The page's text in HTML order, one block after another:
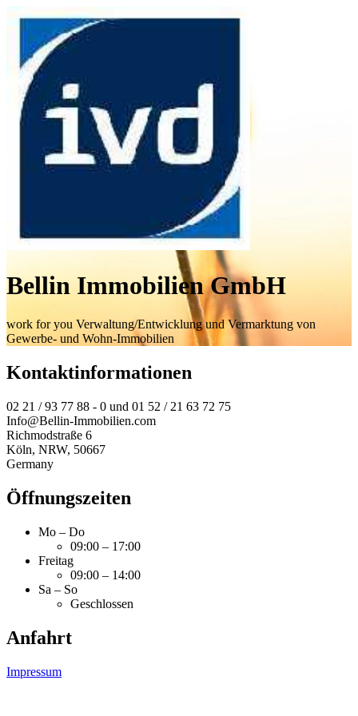
Bellin Immobilien GmbH
work for you Verwaltung/Entwicklung und Vermarktung von
Gewerbe- und Wohn-Immobilien
Kontaktinformationen
02 21 / 93 77 88 - 0 und 01 52 / 21 63 72 75
Info@Bellin-Immobilien.com
Richmodstraße 6
Köln, NRW, 50667
Germany
Öffnungszeiten
Mo – Do
09:00 – 17:00
Freitag
09:00 – 14:00
Sa – So
Geschlossen
Anfahrt
Impressum